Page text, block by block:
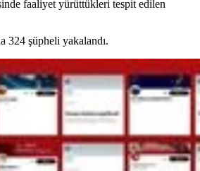
faaliyet yürüttükleri tespit edilen
324 şüpheli yakalandı.